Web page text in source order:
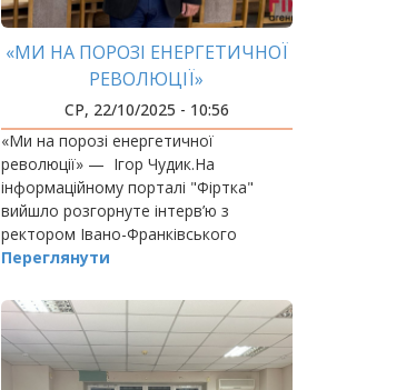
«МИ НА ПОРОЗІ ЕНЕРГЕТИЧНОЇ
РЕВОЛЮЦІЇ»
СР, 22/10/2025 - 10:56
«Ми на порозі енергетичної
революції» — Ігор Чудик.На
інформаційному порталі "Фіртка"
вийшло розгорнуте інтерв’ю з
ректором Івано-Франківського
національного технічного
професором Ігорем Чудиком.
Переглянути